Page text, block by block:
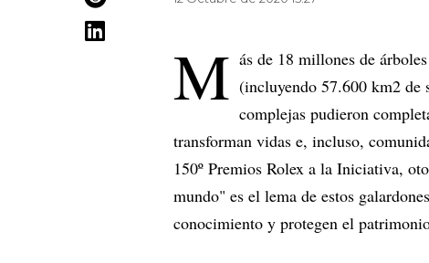
M ás de 18 millones de
(incluyendo 57.600 km2 de
complejas pudieron
transforman vidas e, incluso,
150º Premios Rolex a la Iniciativa,
mundo" es el lema de estos
conocimiento y protegen el